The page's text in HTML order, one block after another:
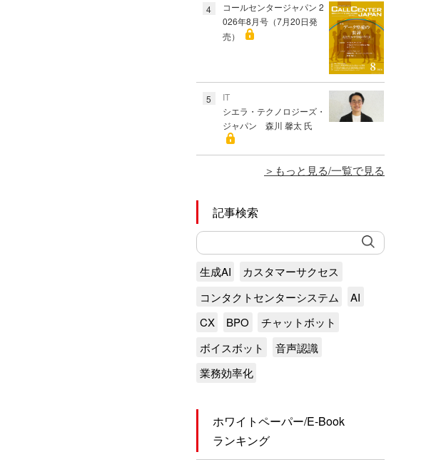
4
コールセンタージャパン 2
026年8月号（7月20日発
売）
5
IT
シエラ・テクノロジーズ・
ジャパン 森川 馨太 氏
もっと見る/一覧で見る
記事検索
生成AI
カスタマーサクセス
コンタクトセンターシステム
AI
CX
BPO
チャットボット
ボイスボット
音声認識
業務効率化
ホワイトペーパー/E-Book
ランキング